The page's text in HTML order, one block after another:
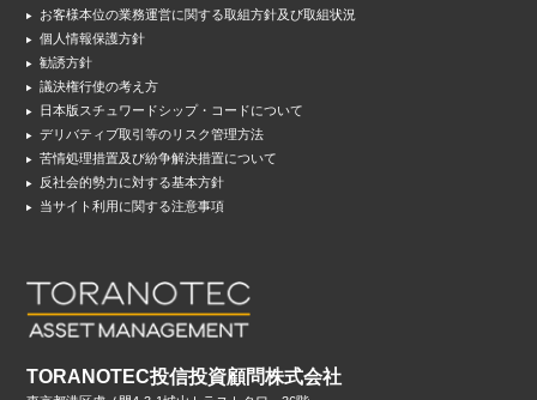
お客様本位の業務運営に関する取組方針及び取組状況
個人情報保護方針
勧誘方針
議決権行使の考え方
日本版スチュワードシップ・コードについて
デリバティブ取引等のリスク管理方法
苦情処理措置及び紛争解決措置について
反社会的勢力に対する基本方針
当サイト利用に関する注意事項
TORANOTEC投信投資顧問株式会社